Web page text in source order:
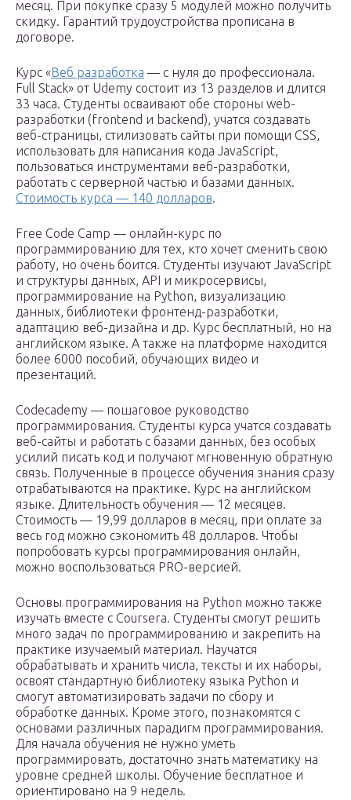
месяц. При покупке сразу 5 модулей можно получить
скидку. Гарантий трудоустройства прописана в
договоре.
Курс «Веб разработка — с нуля до профессионала.
Full Stack» от Udemy состоит из 13 разделов и длится
33 часа. Студенты осваивают обе стороны web-
разработки (frontend и backend), учатся создавать
веб-страницы, стилизовать сайты при помощи CSS,
использовать для написания кода JavaScript,
пользоваться инструментами веб-разработки,
работать с серверной частью и базами данных.
Стоимость курса — 140 долларов.
Free Code Camp — онлайн-курс по
программированию для тех, кто хочет сменить свою
работу, но очень боится. Студенты изучают JavaScript
и структуры данных, API и микросервисы,
программирование на Python, визуализацию
данных, библиотеки фронтенд-разработки,
адаптацию веб-дизайна и др. Курс бесплатный, но на
английском языке. А также на платформе находится
более 6000 пособий, обучающих видео и
презентаций.
Codecademy — пошаговое руководство
программирования. Студенты курса учатся создавать
веб-сайты и работать с базами данных, без особых
усилий писать код и получают мгновенную обратную
связь. Полученные в процессе обучения знания сразу
отрабатываются на практике. Курс на английском
языке. Длительность обучения — 12 месяцев.
Стоимость — 19,99 долларов в месяц, при оплате за
весь год можно сэкономить 48 долларов. Чтобы
попробовать курсы программирования онлайн,
можно воспользоваться PRO-версией.
Основы программирования на Python можно также
изучать вместе с Coursera. Студенты смогут решить
много задач по программированию и закрепить на
практике изучаемый материал. Научатся
обрабатывать и хранить числа, тексты и их наборы,
освоят стандартную библиотеку языка Python и
смогут автоматизировать задачи по сбору и
обработке данных. Кроме этого, познакомятся с
основами различных парадигм программирования.
Для начала обучения не нужно уметь
программировать, достаточно знать математику на
уровне средней школы. Обучение бесплатное и
ориентировано на 9 недель.